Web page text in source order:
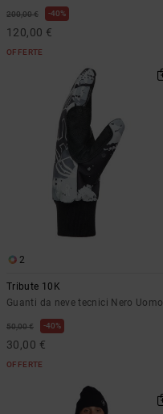
200,00 € 40%
120,00 €
OFFERTE
2
Tribute 10K
Guanti da neve tecnici Nero Uomo
50,00 € 40%
30,00 €
OFFERTE